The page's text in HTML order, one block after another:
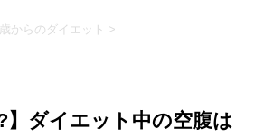
からのダイエット >
】ダイエット中の空腹は